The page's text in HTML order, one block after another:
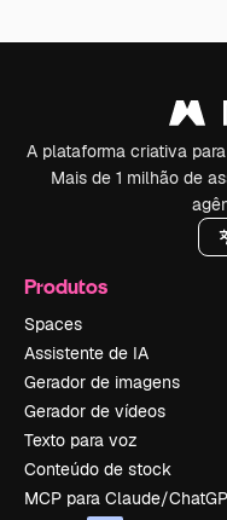
A plataforma criativa
Mais de 1 milhão de
Produtos
Spaces
Assistente de IA
Gerador de imagens
Gerador de vídeos
Texto para voz
Conteúdo de stock
MCP para Claude/